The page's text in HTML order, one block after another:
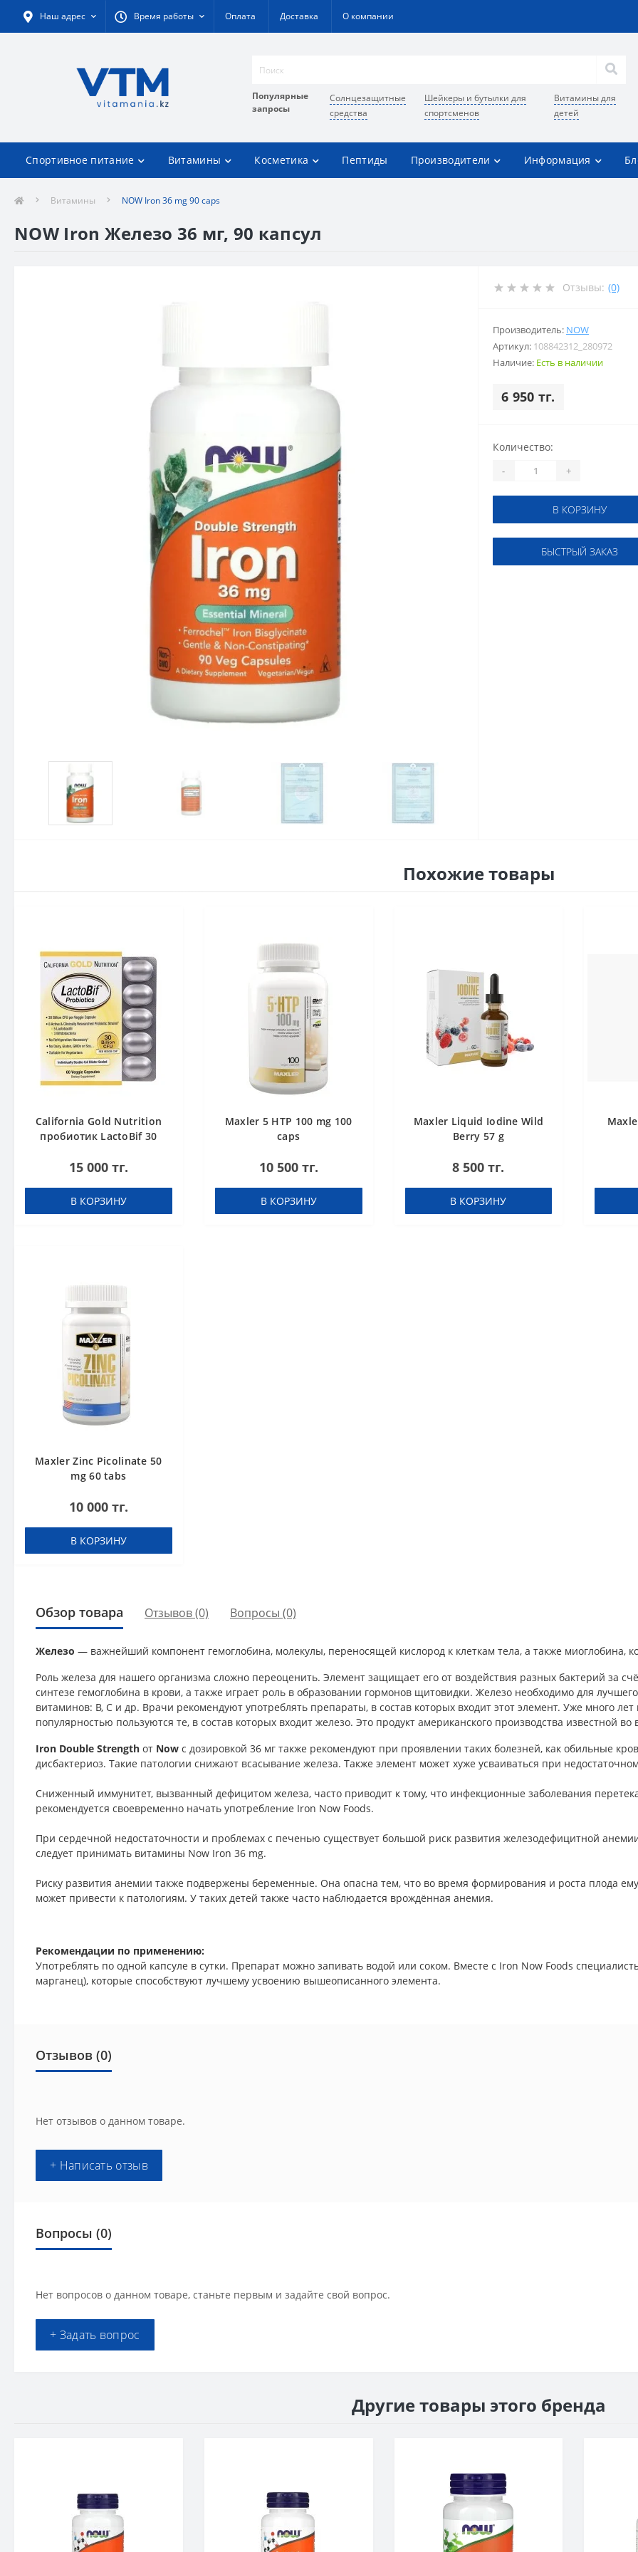
Наш адрес Время работы Оплата Доставка О компании
Популярные
запросы
Солнцезащитные
средства
Шейкеры и бутылки для
спортсменов
Витамины для
детей
Спортивное питание Витамины Косметика Пептиды Производители Информация
Витамины NOW Iron 36 mg 90 caps
NOW Iron Железо 36 мг, 90 капсул
Отзывы: (0)
Производитель: NOW
Артикул: 108842312_280972
Наличие: Есть в наличии
6 950 тг.
Количество:
- +
В КОРЗИНУ
БЫСТРЫЙ ЗАКАЗ
Похожие товары
California Gold Nutrition
пробиотик LactoBif 30
15 000 тг.
В КОРЗИНУ
Maxler 5 HTP 100 mg 100
caps
10 500 тг.
В КОРЗИНУ
Maxler Liquid Iodine Wild
Berry 57 g
8 500 тг.
В КОРЗИНУ
Maxler Zinc Picolinate 50
mg 60 tabs
10 000 тг.
В КОРЗИНУ
Обзор товара Отзывов (0) Вопросы (0)
Железо — важнейший компонент гемоглобина, молекулы, переносящей кислород к клеткам тела, а также миоглобина,
Роль железа для нашего организма сложно переоценить. Элемент защищает его от воздействия разных бактерий за
синтезе гемоглобина в крови, а также играет роль в образовании гормонов щитовидки. Железо необходимо для
витаминов: В, С и др. Врачи рекомендуют употреблять препараты, в состав которых входит этот элемент. Уже много
популярностью пользуются те, в состав которых входит железо. Это продукт американского производства известной
Iron Double Strength от Now с дозировкой 36 мг также рекомендуют при проявлении таких болезней, как обильные
дисбактериоз. Такие патологии снижают всасывание железа. Также элемент может хуже усваиваться при
Сниженный иммунитет, вызванный дефицитом железа, часто приводит к тому, что инфекционные заболевания
рекомендуется своевременно начать употребление Iron Now Foods.
При сердечной недостаточности и проблемах с печенью существует большой риск развития железодефицитной
следует принимать витамины Now Iron 36 mg.
Риску развития анемии также подвержены беременные. Она опасна тем, что во время формирования и роста плода
может привести к патологиям. У таких детей также часто наблюдается врождённая анемия.
Рекомендации по применению:
Употреблять по одной капсуле в сутки. Препарат можно запивать водой или соком. Вместе с Iron Now Foods
марганец), которые способствуют лучшему усвоению вышеописанного элемента.
Отзывов (0)
Нет отзывов о данном товаре.
+ Написать отзыв
Вопросы (0)
Нет вопросов о данном товаре, станьте первым и задайте свой вопрос.
+ Задать вопрос
Другие товары этого бренда